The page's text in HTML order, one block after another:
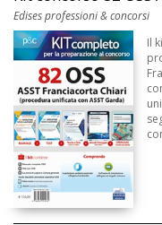
Edises professioni & concorsi
Il